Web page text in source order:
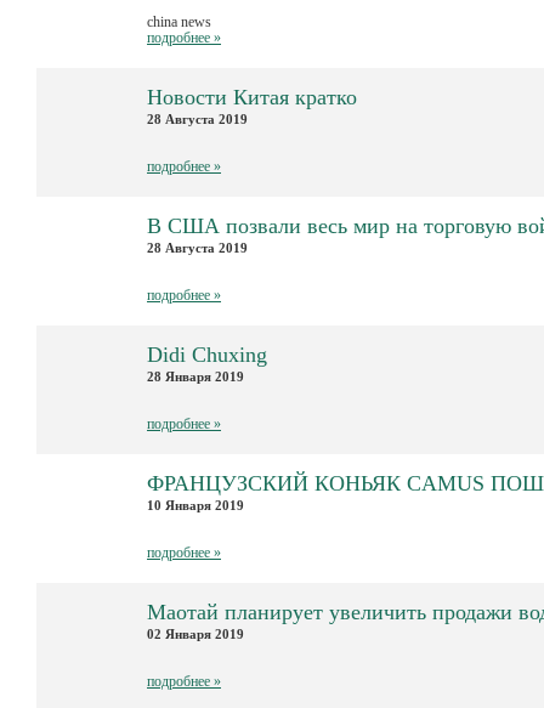
china news
подробнее »
Новости Китая кратко
28 Августа 2019
подробнее »
В США позвали весь мир на торговую
28 Августа 2019
подробнее »
Didi Chuxing
28 Января 2019
подробнее »
ФРАНЦУЗСКИЙ КОНЬЯК CAMUS
10 Января 2019
подробнее »
Маотай планирует увеличить продажи
02 Января 2019
подробнее »